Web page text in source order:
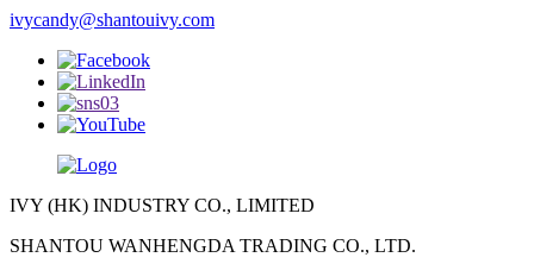
ivycandy@shantouivy.com
IVY (HK) INDUSTRY CO., LIMITED
SHANTOU WANHENGDA TRADING CO., LTD.